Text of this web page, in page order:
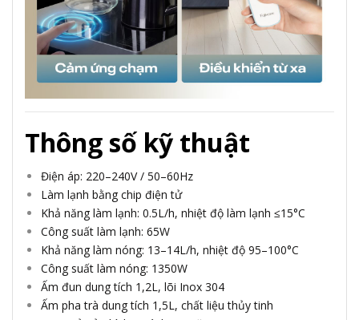
Thông số kỹ thuật
Điện áp: 220–240V / 50–60Hz
Làm lạnh bằng chip điện tử
Khả năng làm lạnh: 0.5L/h, nhiệt độ làm lạnh ≤15°C
Công suất làm lạnh: 65W
Khả năng làm nóng: 13–14L/h, nhiệt độ 95–100°C
Công suất làm nóng: 1350W
Ấm đun dung tích 1,2L, lõi Inox 304
Ấm pha trà dung tích 1,5L, chất liệu thủy tinh